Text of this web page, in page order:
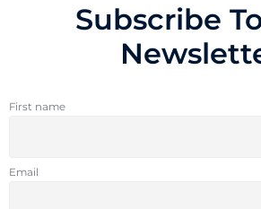
Subscribe
First name
Email